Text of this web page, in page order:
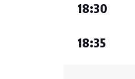
18:35